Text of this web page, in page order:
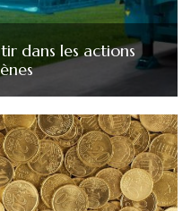
dans les actions